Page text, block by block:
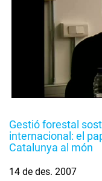
Gestió forestal
internacional: el
Catalunya al món
14 de des. 2007